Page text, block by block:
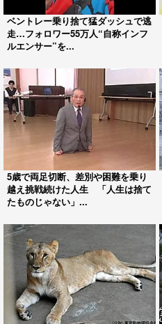
ベントレー乗り捨て猛ダッシュで逃
走…フォロワー55万人“自称インフ
ルエンサー”を...
5歳で両足切断、差別や困難を乗り
越え挑戦続けた人生 「人生は捨て
たものじゃない」...